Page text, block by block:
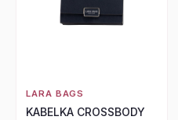
LARA BAGS
KABELKA CROSSBODY